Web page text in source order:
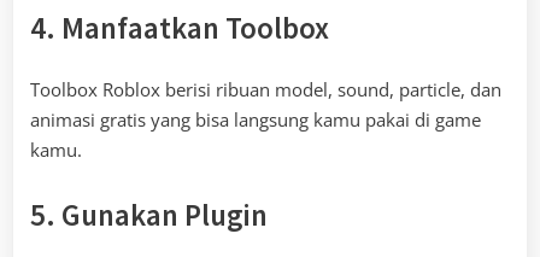
4. Manfaatkan Toolbox
Toolbox Roblox berisi ribuan model, sound, particle, dan
animasi gratis yang bisa langsung kamu pakai di game
kamu.
5. Gunakan Plugin